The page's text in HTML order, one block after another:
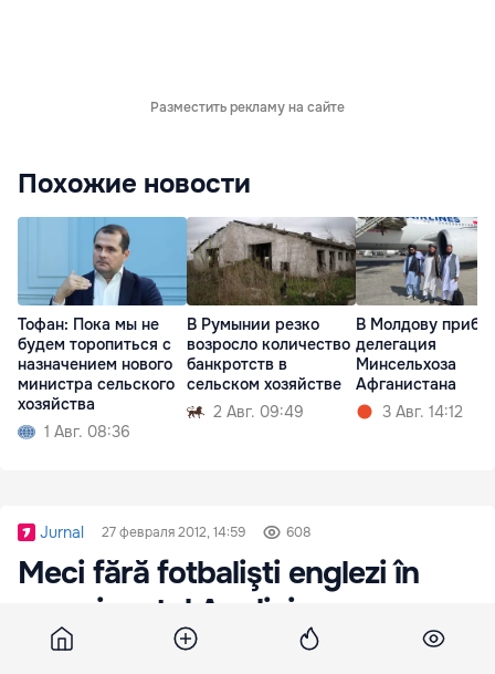
Разместить рекламу на сайте
Похожие новости
Тофан: Пока мы не
будем торопиться с
назначением нового
министра сельского
хозяйства
1 Авг. 08:36
В Румынии резко
возросло количество
банкротств в
сельском хозяйстве
2 Авг. 09:49
В Молдову
делегация
Минсельхоза
Афганистана
3 Авг. 14:12
Jurnal 27 февраля 2012, 14:59 608
Meci fără fotbalişti englezi în
campionatul Angliei